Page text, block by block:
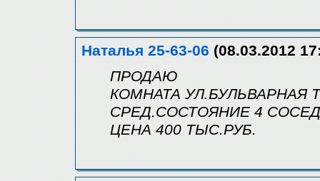
Наталья 25-63-06 (08.03.2012
ПРОДАЮ
КОМНАТА УЛ.БУЛЬВАРНАЯ
СРЕД.СОСТОЯНИЕ 4
ЦЕНА 400 ТЫС.РУБ.